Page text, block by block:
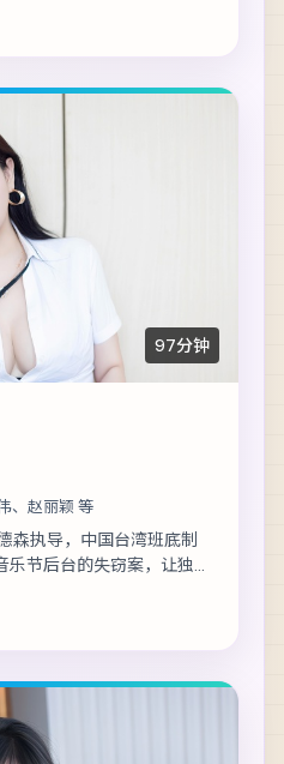
富。在类型框架内尝试...
97分钟
、赵丽颖 等
森执导，中国台湾班底制
乐节后台的失窃案，让独
术与声音设计共同...